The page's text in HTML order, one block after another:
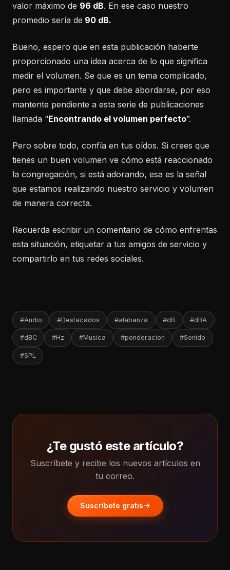
valor máximo de 96 dB. En ese caso nuestro
promedio sería de 90 dB.
Bueno, espero que en esta publicación haberte
proporcionado una idea acerca de lo que significa
medir el volumen. Se que es un tema complicado,
pero es importante y que debe abordarse, por eso
mantente pendiente a esta serie de publicaciones
llamada “Encontrando el volumen perfecto”.
Pero sobre todo, confía en tus oídos. Si crees que
tienes un buen volumen ve cómo está reaccionado
la congregación, si está adorando, esa es la señal
que estamos realizando nuestro servicio y volumen
de manera correcta.
Recuerda escribir un comentario de cómo enfrentas
esta situación, etiquetar a tus amigos de servicio y
compartirlo en tus redes sociales.
#Audio #Destacados #alabanza #dB #dBA
#dBC #Hz #Musica #ponderacion #Sonido
#SPL
¿Te gustó este artículo?
Suscríbete y recibe los nuevos artículos en
tu correo.
Suscríbete gratis